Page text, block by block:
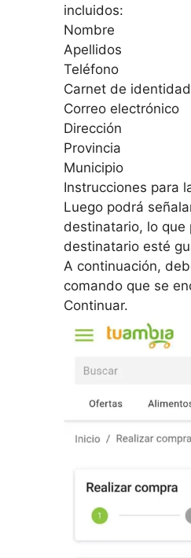
incluidos:
Nombre
Apellidos
Teléfono
Carnet de identidad
Correo electrónico
Dirección
Provincia
Municipio
Instrucciones para
Luego podrá
destinatario, lo que
destinatario esté
A continuación,
comando que se
Continuar.